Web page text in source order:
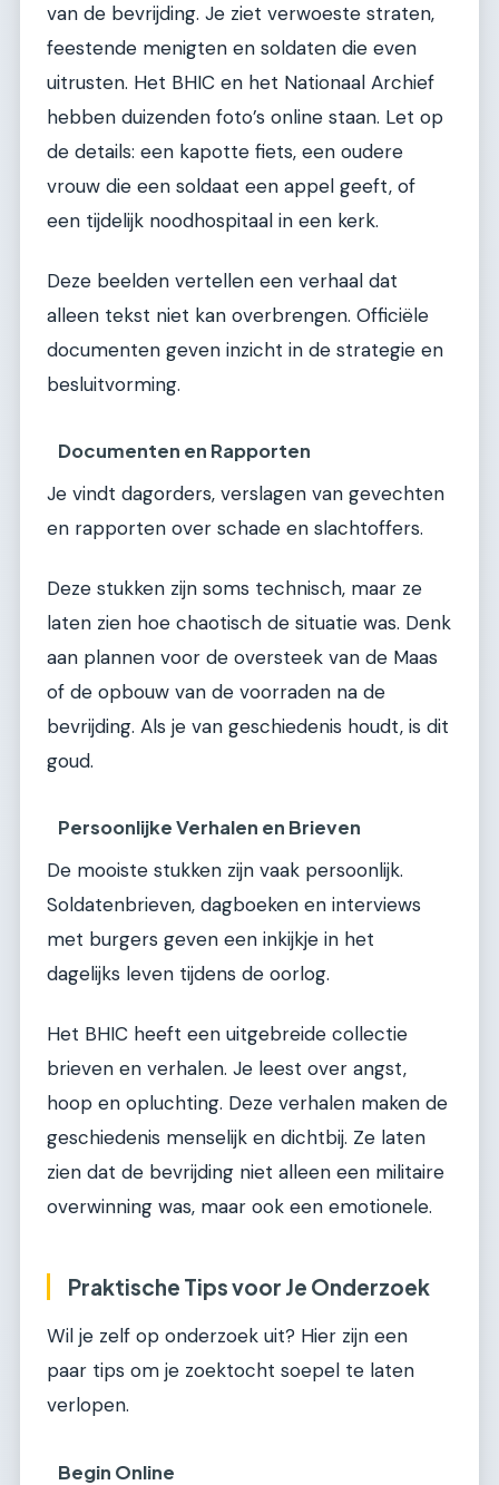
van de bevrijding. Je ziet verwoeste straten,
feestende menigten en soldaten die even
uitrusten. Het BHIC en het Nationaal Archief
hebben duizenden foto’s online staan. Let op
de details: een kapotte fiets, een oudere
vrouw die een soldaat een appel geeft, of
een tijdelijk noodhospitaal in een kerk.
Deze beelden vertellen een verhaal dat
alleen tekst niet kan overbrengen. Officiële
documenten geven inzicht in de strategie en
besluitvorming.
Documenten en Rapporten
Je vindt dagorders, verslagen van gevechten
en rapporten over schade en slachtoffers.
Deze stukken zijn soms technisch, maar ze
laten zien hoe chaotisch de situatie was. Denk
aan plannen voor de oversteek van de Maas
of de opbouw van de voorraden na de
bevrijding. Als je van geschiedenis houdt, is dit
goud.
Persoonlijke Verhalen en Brieven
De mooiste stukken zijn vaak persoonlijk.
Soldatenbrieven, dagboeken en interviews
met burgers geven een inkijkje in het
dagelijks leven tijdens de oorlog.
Het BHIC heeft een uitgebreide collectie
brieven en verhalen. Je leest over angst,
hoop en opluchting. Deze verhalen maken de
geschiedenis menselijk en dichtbij. Ze laten
zien dat de bevrijding niet alleen een militaire
overwinning was, maar ook een emotionele.
Praktische Tips voor Je Onderzoek
Wil je zelf op onderzoek uit? Hier zijn een
paar tips om je zoektocht soepel te laten
verlopen.
Begin Online